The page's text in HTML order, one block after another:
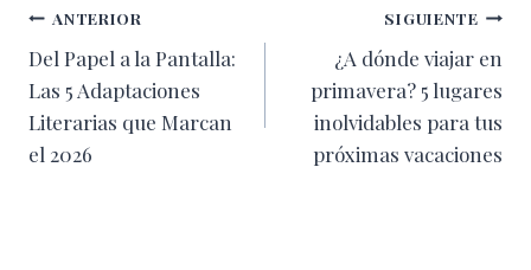
Navegación
de
entradas
ANTERIOR
Del Papel a la Pantalla:
Las 5 Adaptaciones
Literarias que Marcan
el 2026
SIGUIENTE
¿A dónde viajar en
primavera? 5 lugares
inolvidables para tus
próximas vacaciones